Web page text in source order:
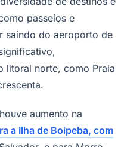
Bahia Terra Turismo
atua no estado, afirma
tem sido
últimos anos. Nesse
do turista.